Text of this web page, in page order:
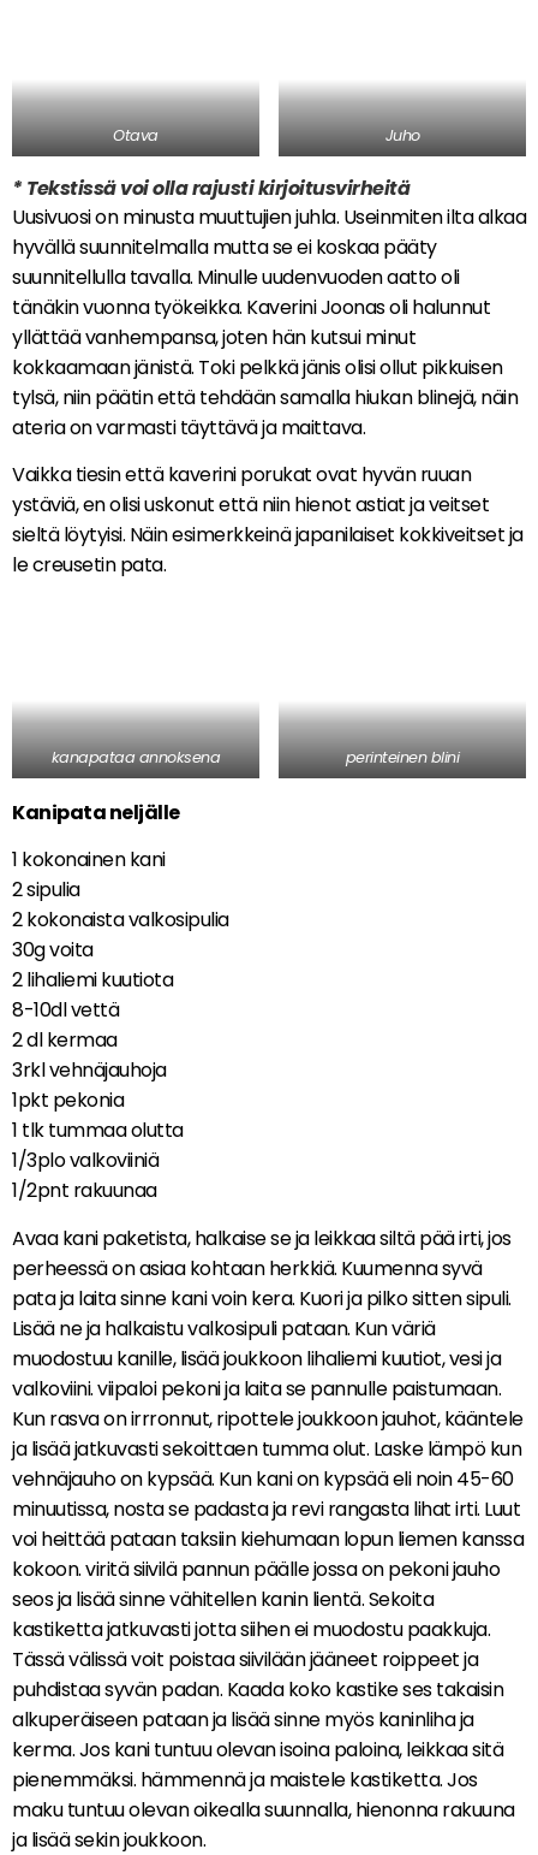
Otava Juho
* Tekstissä voi olla rajusti kirjoitusvirheitä
Uusivuosi on minusta muuttujien juhla. Useinmiten ilta alkaa
hyvällä suunnitelmalla mutta se ei koskaa pääty
suunnitellulla tavalla. Minulle uudenvuoden aatto oli
tänäkin vuonna työkeikka. Kaverini Joonas oli halunnut
yllättää vanhempansa, joten hän kutsui minut
kokkaamaan jänistä. Toki pelkkä jänis olisi ollut pikkuisen
tylsä, niin päätin että tehdään samalla hiukan blinejä, näin
ateria on varmasti täyttävä ja maittava.
Vaikka tiesin että kaverini porukat ovat hyvän ruuan
ystäviä, en olisi uskonut että niin hienot astiat ja veitset
sieltä löytyisi. Näin esimerkkeinä japanilaiset kokkiveitset ja
le creusetin pata.
kanapataa annoksena perinteinen blini
Kanipata neljälle
1 kokonainen kani
2 sipulia
2 kokonaista valkosipulia
30g voita
2 lihaliemi kuutiota
8-10dl vettä
2 dl kermaa
3rkl vehnäjauhoja
1pkt pekonia
1 tlk tummaa olutta
1/3plo valkoviiniä
1/2pnt rakuunaa
Avaa kani paketista, halkaise se ja leikkaa siltä pää irti, jos
perheessä on asiaa kohtaan herkkiä. Kuumenna syvä
pata ja laita sinne kani voin kera. Kuori ja pilko sitten sipuli.
Lisää ne ja halkaistu valkosipuli pataan. Kun väriä
muodostuu kanille, lisää joukkoon lihaliemi kuutiot, vesi ja
valkoviini. viipaloi pekoni ja laita se pannulle paistumaan.
Kun rasva on irrronnut, ripottele joukkoon jauhot, kääntele
ja lisää jatkuvasti sekoittaen tumma olut. Laske lämpö kun
vehnäjauho on kypsää. Kun kani on kypsää eli noin 45-60
minuutissa, nosta se padasta ja revi rangasta lihat irti. Luut
voi heittää pataan taksiin kiehumaan lopun liemen kanssa
kokoon. viritä siivilä pannun päälle jossa on pekoni jauho
seos ja lisää sinne vähitellen kanin lientä. Sekoita
kastiketta jatkuvasti jotta siihen ei muodostu paakkuja.
Tässä välissä voit poistaa siivilään jääneet roippeet ja
puhdistaa syvän padan. Kaada koko kastike ses takaisin
alkuperäiseen pataan ja lisää sinne myös kaninliha ja
kerma. Jos kani tuntuu olevan isoina paloina, leikkaa sitä
pienemmäksi. hämmennä ja maistele kastiketta. Jos
maku tuntuu olevan oikealla suunnalla, hienonna rakuuna
ja lisää sekin joukkoon.